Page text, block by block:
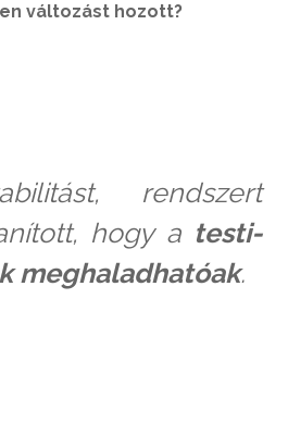
változást hozott?
rendszert
hogy atesti-
meghaladhatóak.